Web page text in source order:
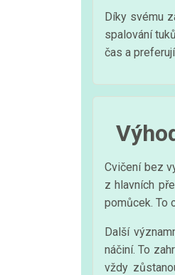
Díky svému
spalování
čas a
Cvičení bez
z hlavních
pomůcek. To
Další
náčiní. To
vždy